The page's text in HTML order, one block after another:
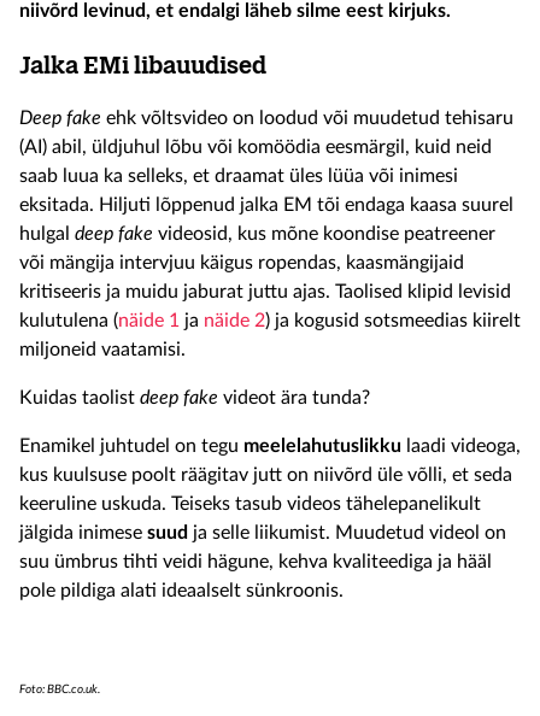
niivõrd levinud, et endalgi läheb silme eest kirjuks.
Jalka EMi libauudised
Deep fake ehk võltsvideo on loodud või muudetud tehisaru
(AI) abil, üldjuhul lõbu või komöödia eesmärgil, kuid neid
saab luua ka selleks, et draamat üles lüüa või inimesi
eksitada. Hiljuti lõppenud jalka EM tõi endaga kaasa suurel
hulgal deep fake videosid, kus mõne koondise peatreener
või mängija intervjuu käigus ropendas, kaasmängijaid
kritiseeris ja muidu jaburat juttu ajas. Taolised klipid levisid
kulutulena (näide 1 ja näide 2) ja kogusid sotsmeedias kiirelt
miljoneid vaatamisi.
Kuidas taolist deep fake videot ära tunda?
Enamikel juhtudel on tegu meelelahutuslikku laadi videoga,
kus kuulsuse poolt räägitav jutt on niivõrd üle võlli, et seda
keeruline uskuda. Teiseks tasub videos tähelepanelikult
jälgida inimese suud ja selle liikumist. Muudetud videol on
suu ümbrus tihti veidi hägune, kehva kvaliteediga ja hääl
pole pildiga alati ideaalselt sünkroonis.
Foto: BBC.co.uk.